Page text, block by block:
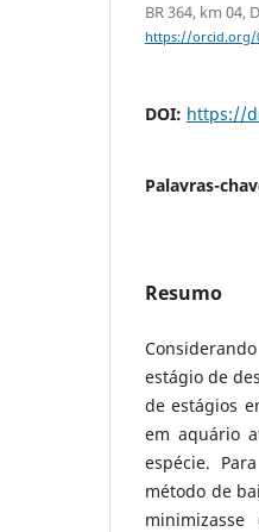
BR 364, km 04,
https://orcid.org/
DOI: https://
Palavras-
Resumo
estágio de
de estágios
em aquário
espécie.
método de